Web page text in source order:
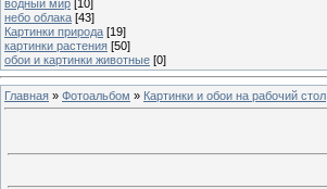
водный мир [10]
небо облака [43]
Картинки природа [19]
картинки растения [50]
обои и картинки животные [0]
Главная » Фотоальбом » Картинки и обои на рабочий стол